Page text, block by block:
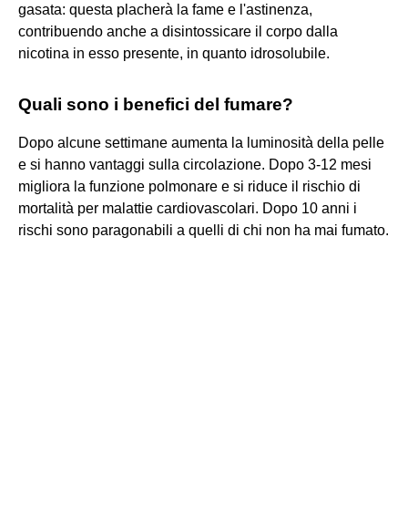
gasata: questa placherà la fame e l'astinenza,
contribuendo anche a disintossicare il corpo dalla
nicotina in esso presente, in quanto idrosolubile.
Quali sono i benefici del fumare?
Dopo alcune settimane aumenta la luminosità della pelle
e si hanno vantaggi sulla circolazione. Dopo 3-12 mesi
migliora la funzione polmonare e si riduce il rischio di
mortalità per malattie cardiovascolari. Dopo 10 anni i
rischi sono paragonabili a quelli di chi non ha mai fumato.